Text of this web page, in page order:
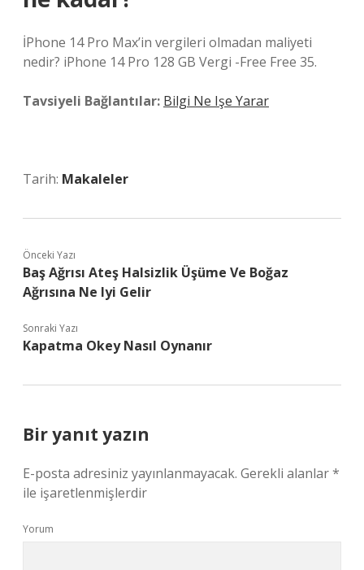
İPhone 14 Pro Max’in vergileri olmadan maliyeti
nedir? iPhone 14 Pro 128 GB Vergi -Free Free 35.
Tavsiyeli Bağlantılar: Bilgi Ne Işe Yarar
Tarih: Makaleler
Önceki Yazı
Baş Ağrısı Ateş Halsizlik Üşüme Ve Boğaz
Ağrısına Ne Iyi Gelir
Sonraki Yazı
Kapatma Okey Nasıl Oynanır
Bir yanıt yazın
E-posta adresiniz yayınlanmayacak. Gerekli alanlar*
ile işaretlenmişlerdir
Yorum